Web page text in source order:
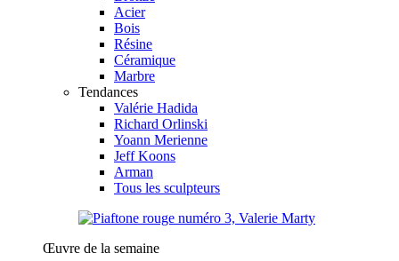
Acier
Bois
Résine
Céramique
Marbre
Tendances
Valérie Hadida
Richard Orlinski
Yoann Merienne
Jeff Koons
Arman
Tous les sculpteurs
Œuvre de la semaine